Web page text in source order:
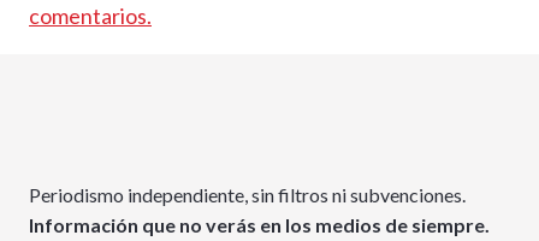
comentarios.
Periodismo independiente, sin filtros ni subvenciones.
Información que no verás en los medios de siempre.